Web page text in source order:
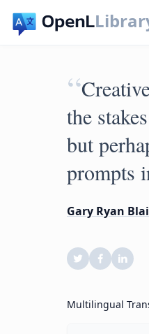
“
the
but
prompts
Gary Ryan
Multilingual